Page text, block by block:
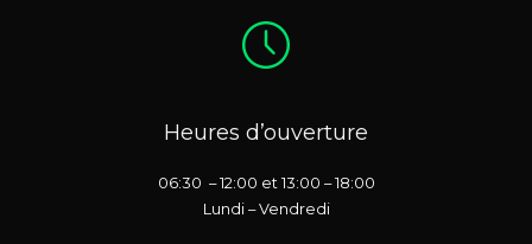
Heures d’ouverture
06:30 – 12:00 et 13:00 – 18:00
Lundi – Vendredi